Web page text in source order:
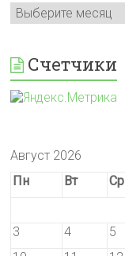
Архивы
Счетчики
Август 2026
Пн
Вт Ср
3
4 5